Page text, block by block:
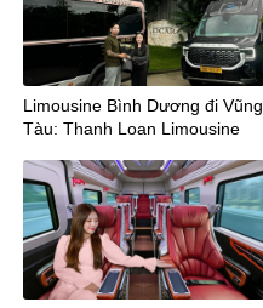
Limousine Bình Dương đi Vũng
Tàu: Thanh Loan Limousine